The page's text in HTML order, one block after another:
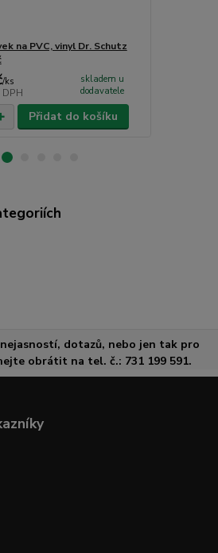
na PVC, vinyl Dr. Schutz
/ks
skladem u
dodavatele
Přidat do košíku
dotazů, nebo jen tak pro
obrátit na tel. č.: 731 199 591.